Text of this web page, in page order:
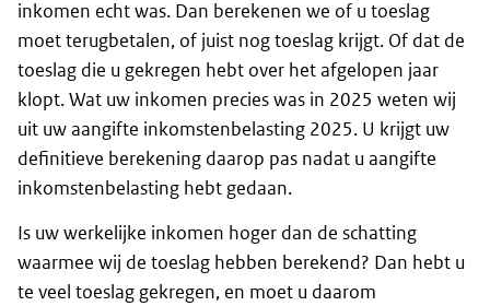
inkomen echt was. Dan berekenen we of u toeslag
moet terugbetalen, of juist nog toeslag krijgt. Of dat de
toeslag die u gekregen hebt over het afgelopen jaar
klopt. Wat uw inkomen precies was in 2025 weten wij
uit uw aangifte inkomstenbelasting 2025. U krijgt uw
definitieve berekening daarop pas nadat u aangifte
inkomstenbelasting hebt gedaan.
Is uw werkelijke inkomen hoger dan de schatting
waarmee wij de toeslag hebben berekend? Dan hebt u
te veel toeslag gekregen, en moet u daarom